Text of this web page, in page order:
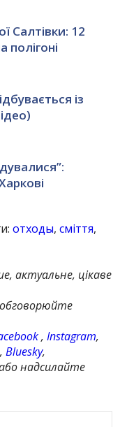
Салтівки: 12
полігоні
із
отходы,сміття,
актуальне, цікаве
,Instagram,
,Bluesky,
надсилайте